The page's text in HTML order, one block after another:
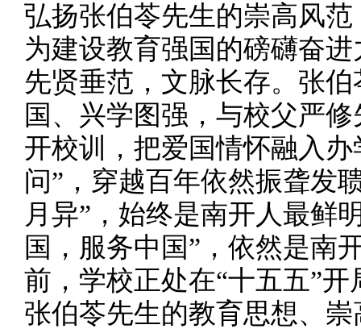
弘扬张伯苓先生的崇高风
为建设教育强国的磅礴奋
先贤垂范，文脉长存。张
国、兴学图强，与校父严
开校训，把爱国情怀融入
问”，穿越百年依然振聋发
月异”，始终是南开人最鲜
国，服务中国”，依然是南
前，学校正处在“十五五”
张伯苓先生的教育思想、